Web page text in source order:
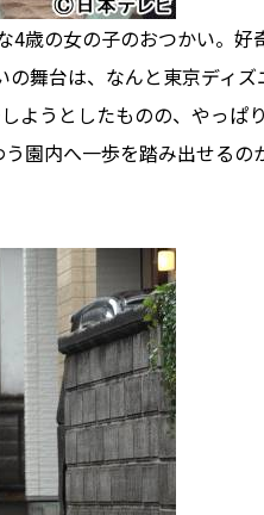
4歳の女の子のおつかい。好
舞台は、なんと東京ディズ
ようとしたものの、やっぱり
園内へ一歩を踏み出せるの